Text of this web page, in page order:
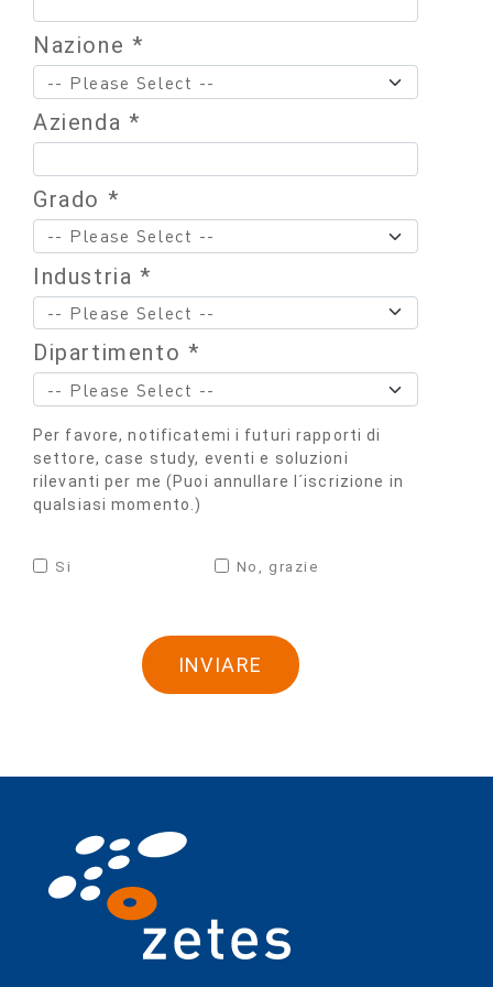
Nazione *
Azienda *
Grado *
Industria *
Dipartimento *
Per favore, notificatemi i futuri rapporti di
settore, case study, eventi e soluzioni
rilevanti per me (Puoi annullare l´iscrizione in
qualsiasi momento.)
Si No, grazie